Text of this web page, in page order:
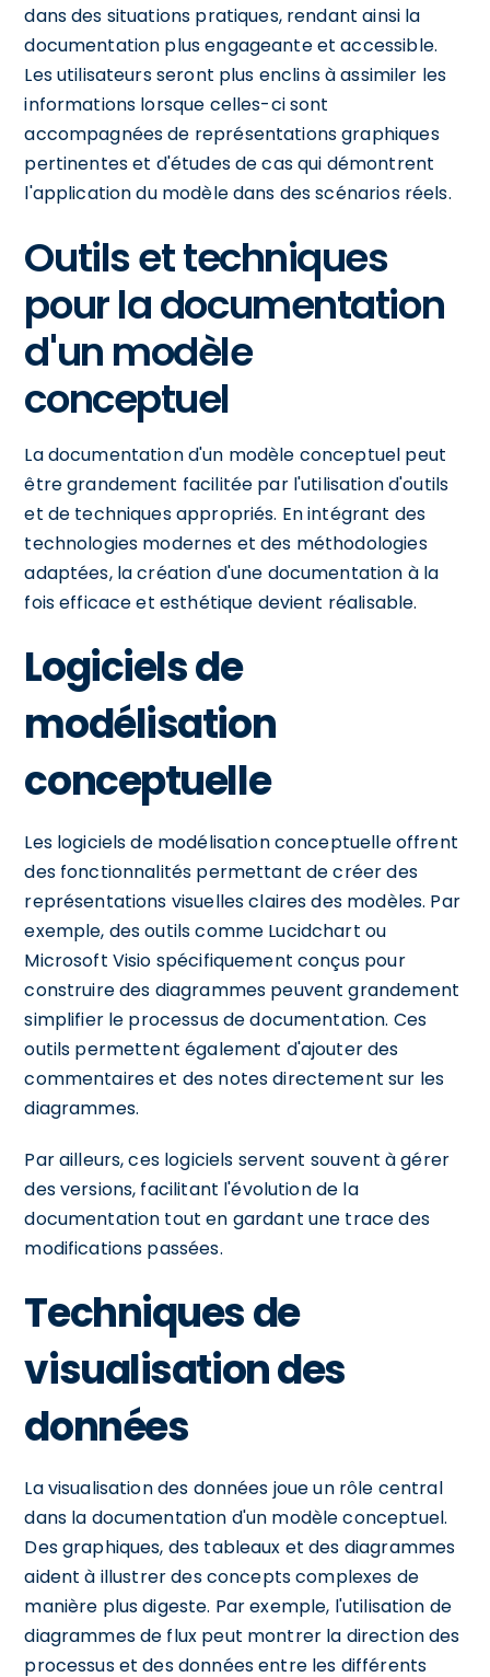
dans des situations pratiques, rendant ainsi la
documentation plus engageante et accessible.
Les utilisateurs seront plus enclins à assimiler les
informations lorsque celles-ci sont
accompagnées de représentations graphiques
pertinentes et d'études de cas qui démontrent
l'application du modèle dans des scénarios réels.
Outils et techniques
pour la documentation
d'un modèle
conceptuel
La documentation d'un modèle conceptuel peut
être grandement facilitée par l'utilisation d'outils
et de techniques appropriés. En intégrant des
technologies modernes et des méthodologies
adaptées, la création d'une documentation à la
fois efficace et esthétique devient réalisable.
Logiciels de
modélisation
conceptuelle
Les logiciels de modélisation conceptuelle offrent
des fonctionnalités permettant de créer des
représentations visuelles claires des modèles. Par
exemple, des outils comme Lucidchart ou
Microsoft Visio spécifiquement conçus pour
construire des diagrammes peuvent grandement
simplifier le processus de documentation. Ces
outils permettent également d'ajouter des
commentaires et des notes directement sur les
diagrammes.
Par ailleurs, ces logiciels servent souvent à gérer
des versions, facilitant l'évolution de la
documentation tout en gardant une trace des
modifications passées.
Techniques de
visualisation des
données
La visualisation des données joue un rôle central
dans la documentation d'un modèle conceptuel.
Des graphiques, des tableaux et des diagrammes
aident à illustrer des concepts complexes de
manière plus digeste. Par exemple, l'utilisation de
diagrammes de flux peut montrer la direction des
processus et des données entre les différents